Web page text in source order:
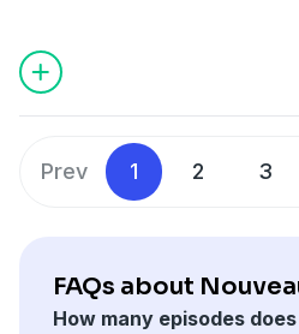
Prev 1 2 3
FAQs about
How many episodes